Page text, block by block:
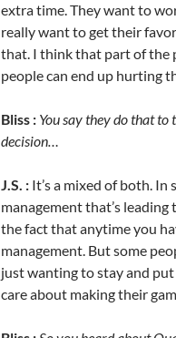
extra time. They want to
really want to get their
that. I think that part of the
people can end up hurting
Bliss : You say they do that to
decision…
J.S. : It’s a mixed of both.
management that’s
the fact that anytime you
management. But some
just wanting to stay and
care about making their